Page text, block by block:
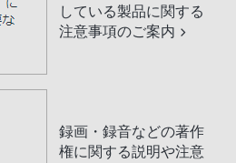
している製品に関する
注意事項のご案内
録画・録音などの著作
権に関する説明や注意